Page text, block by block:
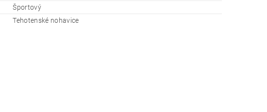
Športový
Tehotenské nohavice